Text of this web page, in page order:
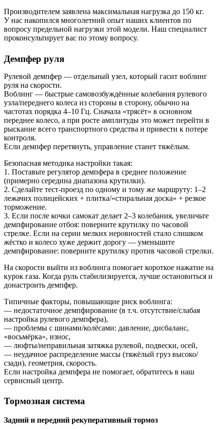
Производителем заявлена максимальная нагрузка до 150 кг.
У нас накопился многолетний опыт наших клиентов по
вопросу предельной нагрузки этой модели. Наш специалист
проконсультирует вас по этому вопросу.
Демпфер руля
Рулевой демпфер — отдельный узел, который гасит воблинг
руля на скорости.
Воблинг — быстрые самовозбуждённые колебания рулевого
узла/переднего колеса из стороны в сторону, обычно на
частотах порядка 4–10 Гц. Сначала «трясёт» в основном
переднее колесо, а при росте амплитуды это может перейти в
рыскание всего транспортного средства и привести к потере
контроля.
Если демпфер перетянуть, управление станет тяжёлым.
Безопасная методика настройки такая:
1. Поставьте регулятор демпфера в среднее положение
(примерно середина диапазона крутилки).
2. Сделайте тест-проезд по одному и тому же маршруту: 1–2
лежачих полицейских + плитка/«стиральная доска» + резкое
торможение.
3. Если после кочки самокат делает 2–3 колебания, увеличьте
демпфирование отбоя: поверните крутилку по часовой
стрелке. Если на серии мелких неровностей стало слишком
жёстко и колесо хуже держит дорогу — уменьшите
демпфирование: поверните крутилку против часовой стрелки.
На скорости выйти из воблинга помогает короткое нажатие на
курок газа. Когда руль стабилизируется, лучше остановиться и
донастроить демпфер.
Типичные факторы, повышающие риск воблинга:
— недостаточное демпфирование (в т.ч. отсутствие/слабая
настройка рулевого демпфера),
— проблемы с шинами/колёсами: давление, дисбаланс,
«восьмёрка», износ,
— люфты/неправильная затяжка рулевой, подвески, осей,
— неудачное распределение массы (тяжёлый груз высоко/
сзади), геометрия, скорость.
Если настройка демпфера не помогает, обратитесь в наш
сервисный центр.
Тормозная система
Задний и передний рекуперативный тормоз